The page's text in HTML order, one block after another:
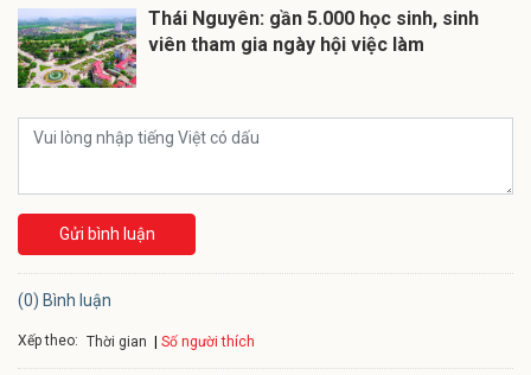
Thái Nguyên: gần 5.000 học sinh, sinh
viên tham gia ngày hội việc làm
Gửi bình luận
(0) Bình luận
Xếp theo: Thời gian Số người thích